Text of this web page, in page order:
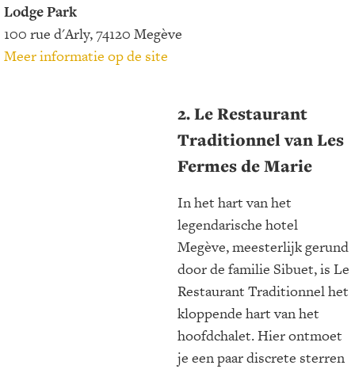
Lodge Park
100 rue d'Arly, 74120 Megève
Meer informatie op de site
2. Le Restaurant
Traditionnelvan Les
Fermes de Marie
In het hart van het
legendarische hotel
Megève, meesterlijk gerund
door de familie Sibuet, is Le
Restaurant Traditionnel het
kloppende hart van het
hoofdchalet. Hier ontmoet
je een paar discrete sterren